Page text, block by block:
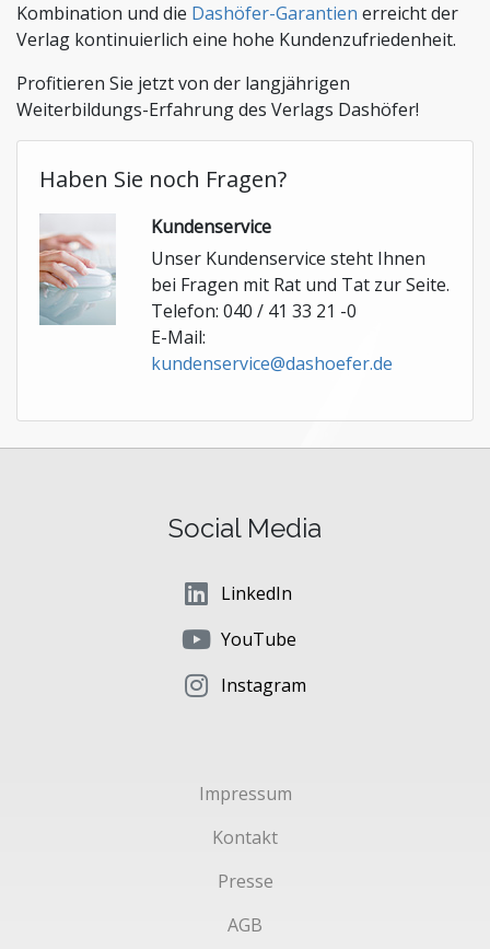
Kombination und die Dashöfer-Garantien erreicht der
Verlag kontinuierlich eine hohe Kundenzufriedenheit.
Profitieren Sie jetzt von der langjährigen
Weiterbildungs-Erfahrung des Verlags Dashöfer!
Haben Sie noch Fragen?
Kundenservice
Unser Kundenservice steht Ihnen
bei Fragen mit Rat und Tat zur Seite.
Telefon: 040 / 41 33 21 -0
E-Mail:
kundenservice@dashoefer.de
Social Media
LinkedIn
YouTube
Instagram
Impressum
Kontakt
Presse
AGB